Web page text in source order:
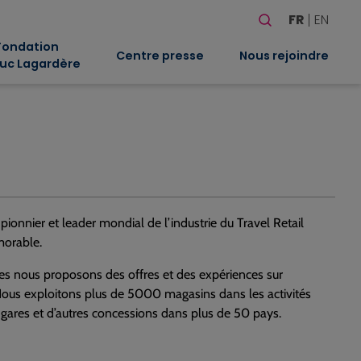
Rechercher
FR EN
Lagardère
Centre presse Nous rejoindre
et leader mondial de l’industrie du Travel Retail
nous proposons des offres et des expériences sur
exploitons plus de 5000 magasins dans les activités
et d’autres concessions dans plus de 50 pays.